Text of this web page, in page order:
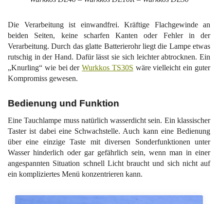
Die Verarbeitung ist einwandfrei. Kräftige Flachgewinde an
beiden Seiten, keine scharfen Kanten oder Fehler in der
Verarbeitung. Durch das glatte Batterierohr liegt die Lampe etwas
rutschig in der Hand. Dafür lässt sie sich leichter abtrocknen. Ein
„Knurling“ wie bei derWurkkos TS30S wäre vielleicht ein guter
Kompromiss gewesen.
Bedienung und Funktion
Eine Tauchlampe muss natürlich wasserdicht sein. Ein klassischer
Taster ist dabei eine Schwachstelle. Auch kann eine Bedienung
über eine einzige Taste mit diversen Sonderfunktionen unter
Wasser hinderlich oder gar gefährlich sein, wenn man in einer
angespannten Situation schnell Licht braucht und sich nicht auf
ein kompliziertes Menü konzentrieren kann.